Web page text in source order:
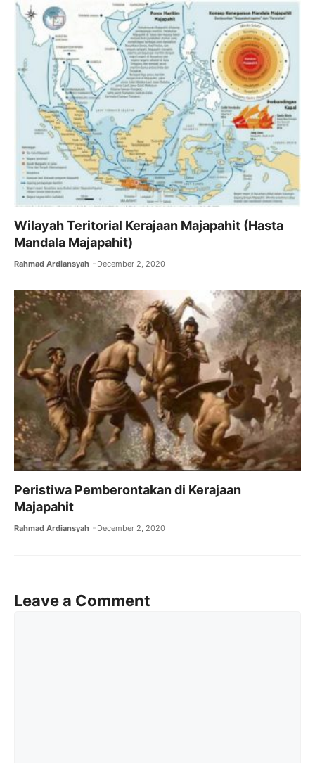
Wilayah Teritorial Kerajaan Majapahit (Hasta
Mandala Majapahit)
Rahmad Ardiansyah December 2, 2020
Peristiwa Pemberontakan di Kerajaan
Majapahit
Rahmad Ardiansyah December 2, 2020
Leave a Comment